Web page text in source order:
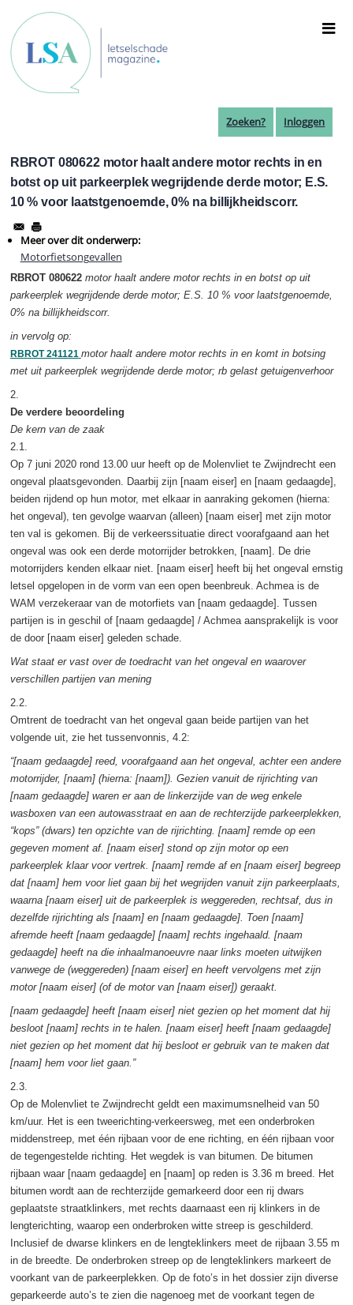
naar
de
inhoud
gaan
Zoeken? Inloggen
RBROT 080622 motor haalt andere motor rechts in en
botst op uit parkeerplek wegrijdende derde motor; E.S.
10 % voor laatstgenoemde, 0% na billijkheidscorr.
Meer over dit onderwerp:
Motorfietsongevallen
RBROT 080622 motor haalt andere motor rechts in en botst op uit
parkeerplek wegrijdende derde motor; E.S. 10 % voor laatstgenoemde,
0% na billijkheidscorr.
in vervolg op:
RBROT 241121 motor haalt andere motor rechts in en komt in botsing
met uit parkeerplek wegrijdende derde motor; rb gelast getuigenverhoor
2.
De verdere beoordeling
De kern van de zaak
2.1.
Op 7 juni 2020 rond 13.00 uur heeft op de Molenvliet te Zwijndrecht een
ongeval plaatsgevonden. Daarbij zijn [naam eiser] en [naam gedaagde],
beiden rijdend op hun motor, met elkaar in aanraking gekomen (hierna:
het ongeval), ten gevolge waarvan (alleen) [naam eiser] met zijn motor
ten val is gekomen. Bij de verkeerssituatie direct voorafgaand aan het
ongeval was ook een derde motorrijder betrokken, [naam]. De drie
motorrijders kenden elkaar niet. [naam eiser] heeft bij het ongeval ernstig
letsel opgelopen in de vorm van een open beenbreuk. Achmea is de
WAM verzekeraar van de motorfiets van [naam gedaagde]. Tussen
partijen is in geschil of [naam gedaagde] / Achmea aansprakelijk is voor
de door [naam eiser] geleden schade.
Wat staat er vast over de toedracht van het ongeval en waarover
verschillen partijen van mening
2.2.
Omtrent de toedracht van het ongeval gaan beide partijen van het
volgende uit, zie het tussenvonnis, 4.2:
“[naam gedaagde] reed, voorafgaand aan het ongeval, achter een andere
motorrijder, [naam] (hierna: [naam]). Gezien vanuit de rijrichting van
[naam gedaagde] waren er aan de linkerzijde van de weg enkele
wasboxen van een autowasstraat en aan de rechterzijde parkeerplekken,
“kops” (dwars) ten opzichte van de rijrichting. [naam] remde op een
gegeven moment af. [naam eiser] stond op zijn motor op een
parkeerplek klaar voor vertrek. [naam] remde af en [naam eiser] begreep
dat [naam] hem voor liet gaan bij het wegrijden vanuit zijn parkeerplaats,
waarna [naam eiser] uit de parkeerplek is weggereden, rechtsaf, dus in
dezelfde rijrichting als [naam] en [naam gedaagde]. Toen [naam]
afremde heeft [naam gedaagde] [naam] rechts ingehaald. [naam
gedaagde] heeft na die inhaalmanoeuvre naar links moeten uitwijken
vanwege de (weggereden) [naam eiser] en heeft vervolgens met zijn
motor [naam eiser] (of de motor van [naam eiser]) geraakt.
[naam gedaagde] heeft [naam eiser] niet gezien op het moment dat hij
besloot [naam] rechts in te halen. [naam eiser] heeft [naam gedaagde]
niet gezien op het moment dat hij besloot er gebruik van te maken dat
[naam] hem voor liet gaan.”
2.3.
Op de Molenvliet te Zwijndrecht geldt een maximumsnelheid van 50
km/uur. Het is een tweerichting-verkeersweg, met een onderbroken
middenstreep, met één rijbaan voor de ene richting, en één rijbaan voor
de tegengestelde richting. Het wegdek is van bitumen. De bitumen
rijbaan waar [naam gedaagde] en [naam] op reden is 3.36 m breed. Het
bitumen wordt aan de rechterzijde gemarkeerd door een rij dwars
geplaatste straatklinkers, met rechts daarnaast een rij klinkers in de
lengterichting, waarop een onderbroken witte streep is geschilderd.
Inclusief de dwarse klinkers en de lengteklinkers meet de rijbaan 3.55 m
in de breedte. De onderbroken streep op de lengteklinkers markeert de
voorkant van de parkeerplekken. Op de foto’s in het dossier zijn diverse
geparkeerde auto’s te zien die nagenoeg met de voorkant tegen de